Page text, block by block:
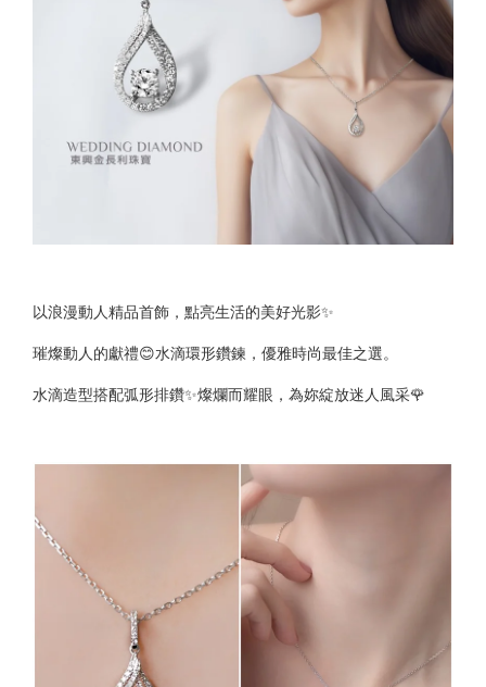
以浪漫動人精品首飾，點亮生活的美好光影✨
璀燦動人的獻禮😊水滴環形鑽鍊，優雅時尚最佳之選。
水滴造型搭配弧形排鑽✨燦爛而耀眼，為妳綻放迷人風采🌹